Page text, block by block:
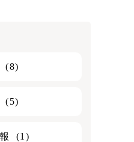
(8)
(5)
(1)